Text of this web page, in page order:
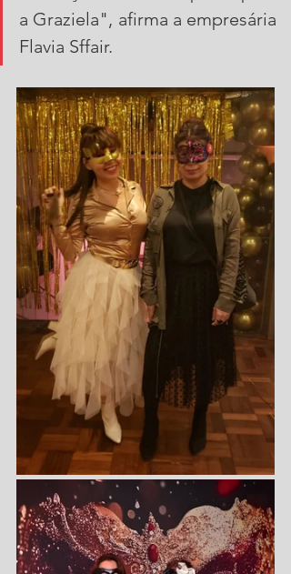
a Graziela", afirma a empresária
Flavia Sffair.